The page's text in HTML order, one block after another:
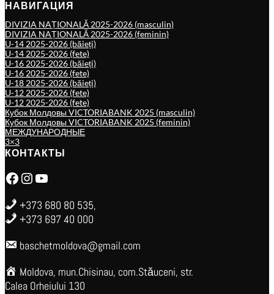
НАВИГАЦИЯ
DIVIZIA NAȚIONALĂ 2025-2026 (masculin)
DIVIZIA NAȚIONALĂ 2025-2026 (feminin)
U-14 2025-2026 (băieți)
U-14 2025-2026 (fete)
U-16 2025-2026 (băieți)
U-16 2025-2026 (fete)
U-18 2025-2026 (băieți)
U-12 2025-2026 (fete)
U-12 2025-2026 (fete)
Кубок Молдовы VICTORIABANK 2025 (masculin)
Кубок Молдовы VICTORIABANK 2025 (feminin)
МЕЖДУНАРОДНЫЕ
3×3
КОНТАКТЫ
Facebook Instagram YouTube
+373 680 80 535,
+373 697 40 000
baschetmoldova@gmail.com
Moldova, mun.Chisinau, com.Stăuceni, str.
Calea Orheiului 130